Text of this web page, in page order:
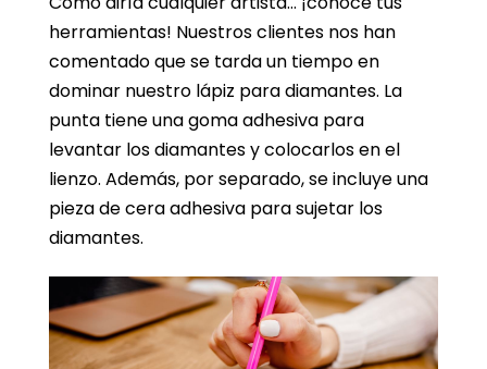
herramientas! Nuestros clientes nos han
comentado que se tarda un tiempo en
dominar nuestro lápiz para diamantes. La
punta tiene una goma adhesiva para
levantar los diamantes y colocarlos en el
lienzo. Además, por separado, se incluye una
pieza de cera adhesiva para sujetar los
diamantes.